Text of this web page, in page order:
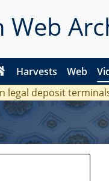
Web
Harvests Web
legal deposit